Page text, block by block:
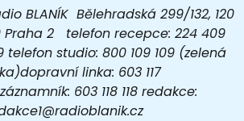
BLANÍK Bělehradská 299/132, 120
Praha 2 telefon recepce: 224 409
telefon studio: 800 109 109 (zelená
linka: 603 117
603 118 118 redakce: